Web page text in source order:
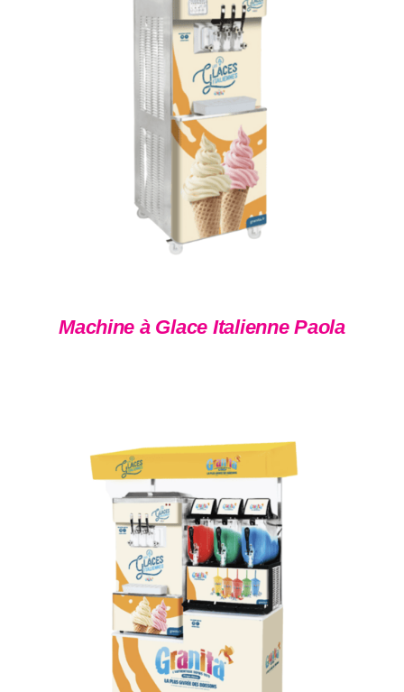
DÉTAILS
Machine à Glace Italienne Paola
DÉTAILS